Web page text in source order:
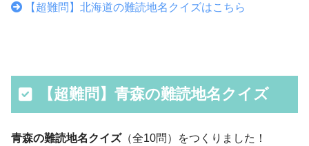
【超難問】北海道の難読地名クイズはこちら
【超難問】青森の難読地名クイズ
青森の難読地名クイズ（全10問）をつくりました！